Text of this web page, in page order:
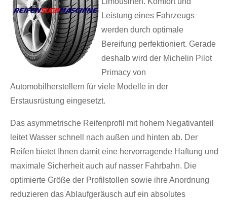
Leistung eines Fahrzeugs
werden durch optimale
Bereifung perfektioniert. Gerade
deshalb wird der Michelin Pilot
Primacy von
Automobilherstellern für viele Modelle in der
Erstausrüstung eingesetzt.
Das asymmetrische Reifenprofil mit hohem Negativanteil
leitet Wasser schnell nach außen und hinten ab. Der
Reifen bietet Ihnen damit eine hervorragende Haftung und
maximale Sicherheit auch auf nasser Fahrbahn. Die
optimierte Größe der Profilstollen sowie ihre Anordnung
reduzieren das Ablaufgeräusch auf ein absolutes